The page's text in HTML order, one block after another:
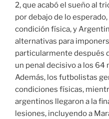
2, que acabó el sueño al
por debajo de lo
condición física, y
alternativas para
particularmente después
un penal decisivo a los
Además, los futbolistas
condiciones físicas,
argentinos llegaron a la
lesiones, incluyendo a